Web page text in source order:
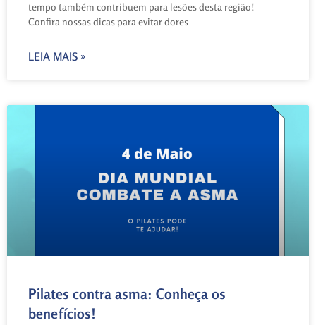
tempo também contribuem para lesões desta região!
Confira nossas dicas para evitar dores
LEIA MAIS »
Pilates contra asma: Conheça os
benefícios!